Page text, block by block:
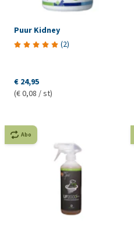
Puur Kidney
(2)
€ 24,95
(€ 0,08 / st)
Abo